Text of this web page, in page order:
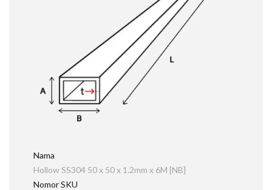
Nama
Hollow SS304 50 x 50 x 1.2mm x 6M [NB]
Nomor SKU